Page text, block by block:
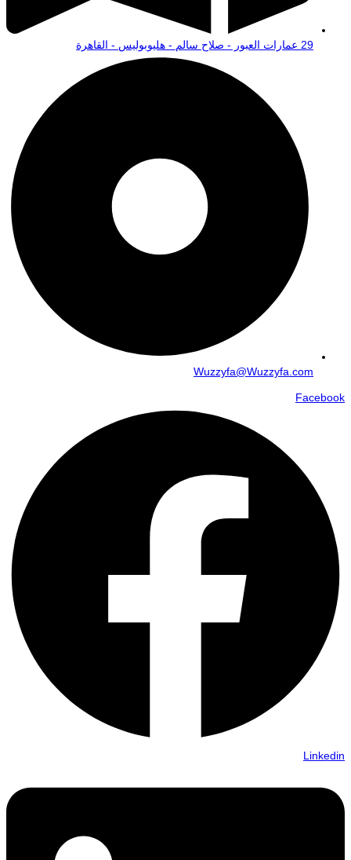
29 عمارات العبور - صلاح سالم - هليوبوليس - القاهرة
Wuzzyfa@Wuzzyfa.com
Facebook
Linkedin